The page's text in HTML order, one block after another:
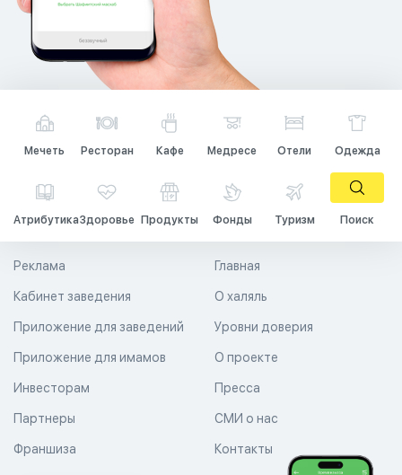
Мечеть Ресторан Кафе Медресе Отели Одежда
АтрибутикаЗдоровье Продукты Фонды Туризм Поиск
Главная
О халяль
Уровни доверия
Реклама
Кабинет заведения
Приложение для заведений
Приложение для имамов О проекте
Пресса
СМИ о нас
Контакты
Инвесторам
Партнеры
Франшиза